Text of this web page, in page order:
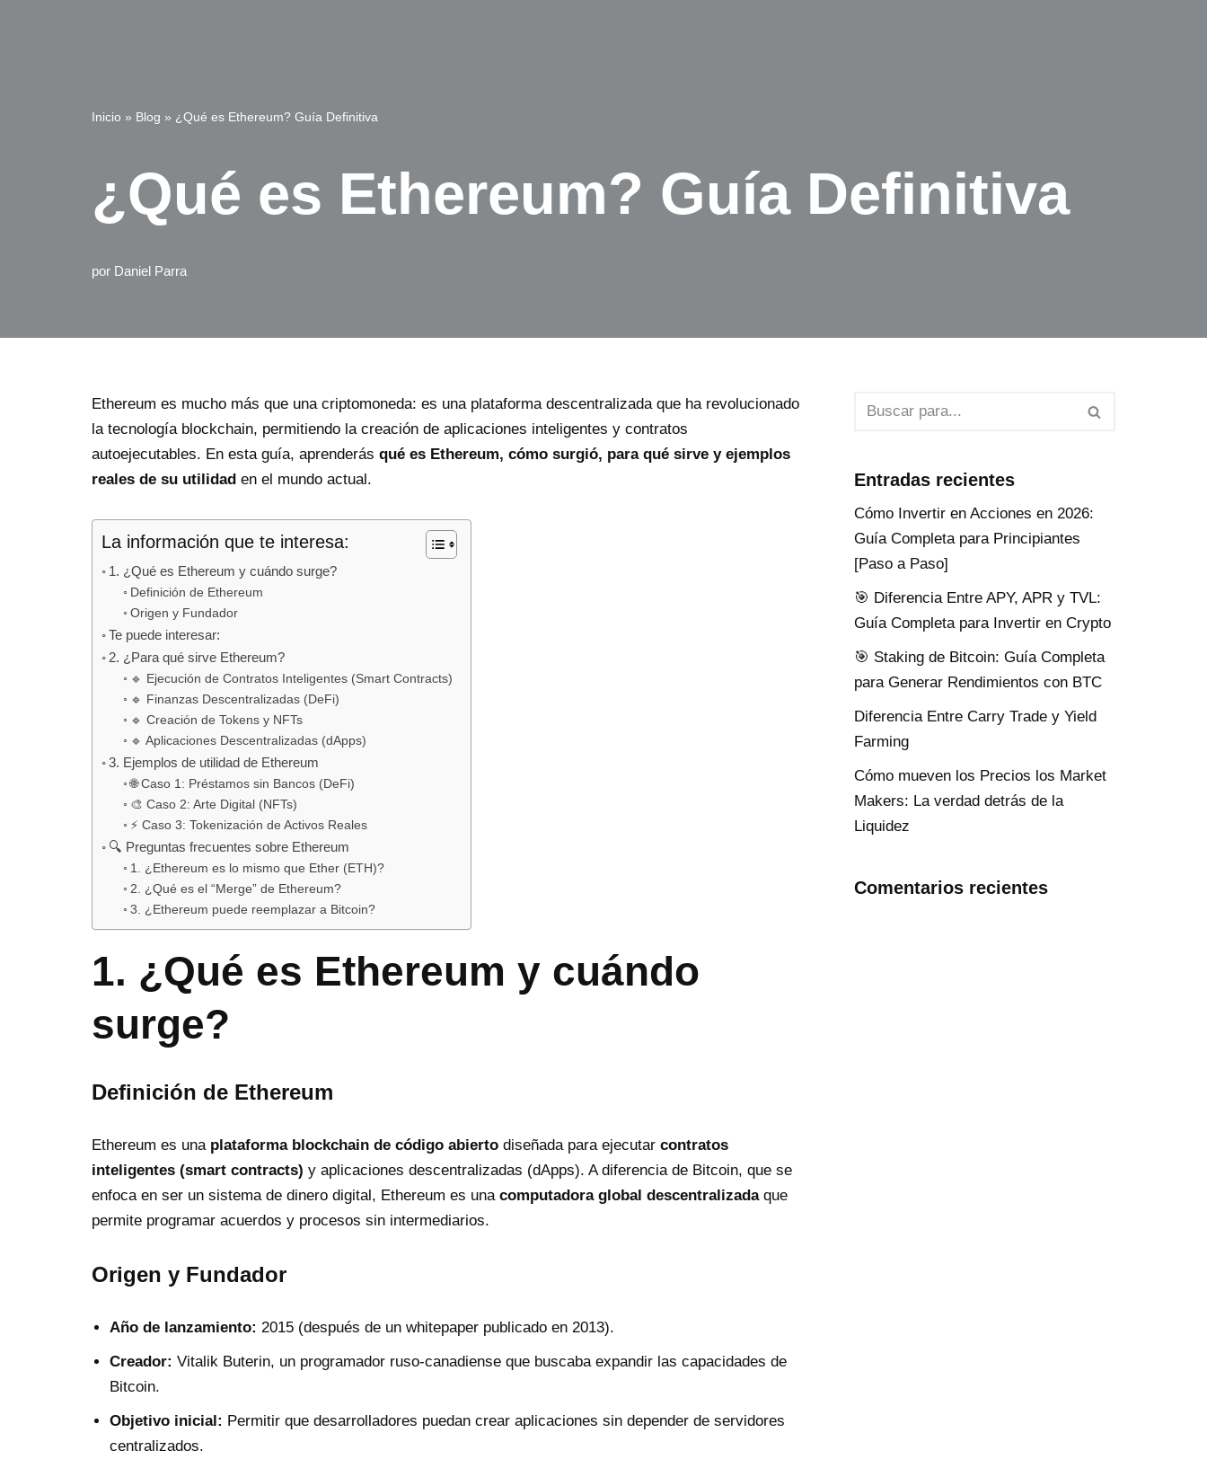
Inicio » Blog » ¿Qué es Ethereum? Guía Definitiva
¿Qué es Ethereum? Guía Definitiva
por Daniel Parra
Ethereum es mucho más que una criptomoneda: es una plataforma descentralizada que ha revolucionado
la tecnología blockchain, permitiendo la creación de aplicaciones inteligentes y contratos
autoejecutables. En esta guía, aprenderás qué es Ethereum, cómo surgió, para qué sirve y ejemplos
reales de su utilidad en el mundo actual.
La información que te interesa:
1. ¿Qué es Ethereum y cuándo surge?
Definición de Ethereum
Origen y Fundador
Te puede interesar:
2. ¿Para qué sirve Ethereum?
🔹 Ejecución de Contratos Inteligentes (Smart Contracts)
🔹 Finanzas Descentralizadas (DeFi)
🔹 Creación de Tokens y NFTs
🔹 Aplicaciones Descentralizadas (dApps)
3. Ejemplos de utilidad de Ethereum
🌐 Caso 1: Préstamos sin Bancos (DeFi)
🎨 Caso 2: Arte Digital (NFTs)
⚡ Caso 3: Tokenización de Activos Reales
🔍 Preguntas frecuentes sobre Ethereum
1. ¿Ethereum es lo mismo que Ether (ETH)?
2. ¿Qué es el “Merge” de Ethereum?
3. ¿Ethereum puede reemplazar a Bitcoin?
1. ¿Qué es Ethereum y cuándo
surge?
Definición de Ethereum
Ethereum es una plataforma blockchain de código abierto diseñada para ejecutar contratos
inteligentes (smart contracts) y aplicaciones descentralizadas (dApps). A diferencia de Bitcoin, que se
enfoca en ser un sistema de dinero digital, Ethereum es una computadora global descentralizadaque
permite programar acuerdos y procesos sin intermediarios.
Origen y Fundador
Año de lanzamiento: 2015 (después de un whitepaper publicado en 2013).
Creador: Vitalik Buterin, un programador ruso-canadiense que buscaba expandir las capacidades de
Bitcoin.
Objetivo inicial: Permitir que desarrolladores puedan crear aplicaciones sin depender de servidores
centralizados.
Entradas recientes
Cómo Invertir en Acciones en 2026:
Guía Completa para Principiantes
[Paso a Paso]
🎯 Diferencia Entre APY, APR y TVL:
Guía Completa para Invertir en Crypto
🎯 Staking de Bitcoin: Guía Completa
para Generar Rendimientos con BTC
Diferencia Entre Carry Trade y Yield
Farming
Cómo mueven los Precios los Market
Makers: La verdad detrás de la
Liquidez
Comentarios recientes